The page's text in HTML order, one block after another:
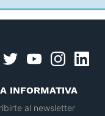
twitteryoutubeinstagram
INFORMATIVA
al newsletter